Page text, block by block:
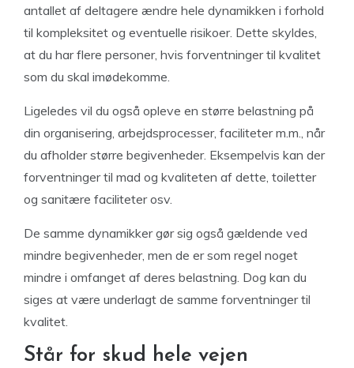
antallet af deltagere ændre hele dynamikken i forhold
til kompleksitet og eventuelle risikoer. Dette skyldes,
at du har flere personer, hvis forventninger til kvalitet
som du skal imødekomme.
Ligeledes vil du også opleve en større belastning på
din organisering, arbejdsprocesser, faciliteter m.m., når
du afholder større begivenheder. Eksempelvis kan der
forventninger til mad og kvaliteten af dette, toiletter
og sanitære faciliteter osv.
De samme dynamikker gør sig også gældende ved
mindre begivenheder, men de er som regel noget
mindre i omfanget af deres belastning. Dog kan du
siges at være underlagt de samme forventninger til
kvalitet.
Står for skud hele vejen